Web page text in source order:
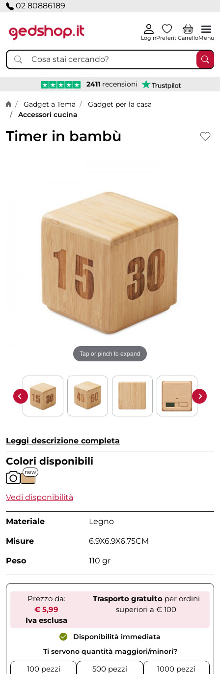
02 80886189
LoginPreferitiCarrelloMenu
2411 recensioni
Home page
Gadget a Tema
Gadget per la casa
Accessori cucina
Timer in bambù
Tap or pinch to expand
Leggi descrizione completa
Colori disponibili
new
Vedi disponibilità
Materiale Legno
Misure 6.9X6.9X6.75CM
Peso 110 gr
Prezzo da:
€ 5,99
Iva esclusa
Trasporto gratuitoper ordini
superiori a € 100
Disponibilità immediata
Ti servono quantità maggiori/minori?
100 pezzi
500 pezzi
1000 pezzi